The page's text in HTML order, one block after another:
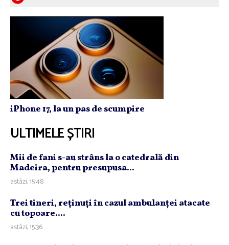
iPhone 17, la un pas de scumpire
ULTIMELE ȘTIRI
Mii de fani s-au strâns la o catedrală din
Madeira, pentru presupusa...
astăzi, 15:48
Trei tineri, reţinuţi în cazul ambulanţei atacate
cu topoare....
astăzi, 15:36